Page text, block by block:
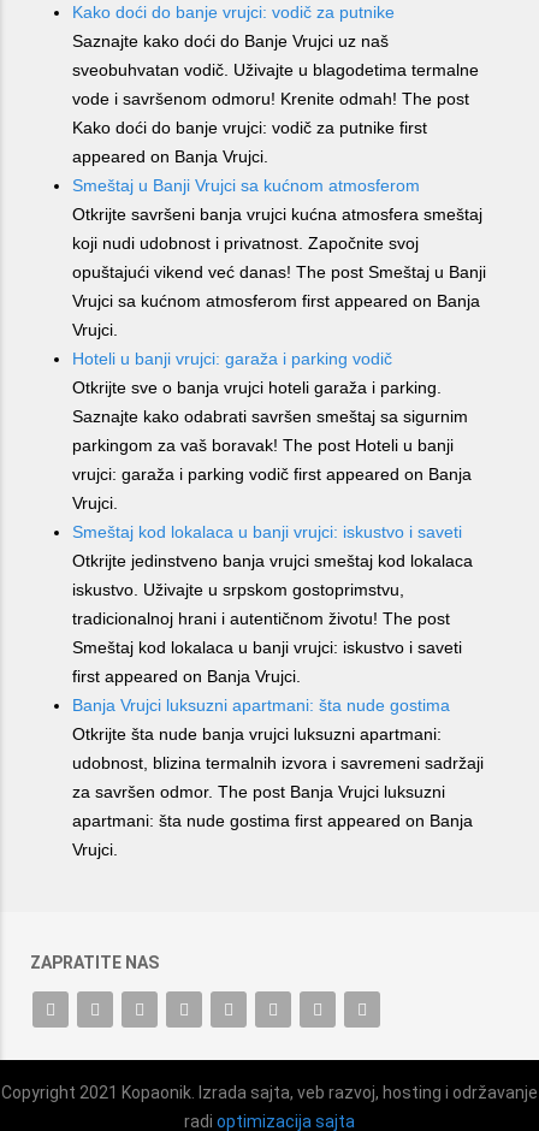
Kako doći do banje vrujci: vodič za putnike
Saznajte kako doći do Banje Vrujci uz naš
sveobuhvatan vodič. Uživajte u blagodetima termalne
vode i savršenom odmoru! Krenite odmah! The post
Kako doći do banje vrujci: vodič za putnike first
appeared on Banja Vrujci.
Smeštaj u Banji Vrujci sa kućnom atmosferom
Otkrijte savršeni banja vrujci kućna atmosfera smeštaj
koji nudi udobnost i privatnost. Započnite svoj
opuštajući vikend već danas! The post Smeštaj u Banji
Vrujci sa kućnom atmosferom first appeared on Banja
Vrujci.
Hoteli u banji vrujci: garaža i parking vodič
Otkrijte sve o banja vrujci hoteli garaža i parking.
Saznajte kako odabrati savršen smeštaj sa sigurnim
parkingom za vaš boravak! The post Hoteli u banji
vrujci: garaža i parking vodič first appeared on Banja
Vrujci.
Smeštaj kod lokalaca u banji vrujci: iskustvo i saveti
Otkrijte jedinstveno banja vrujci smeštaj kod lokalaca
iskustvo. Uživajte u srpskom gostoprimstvu,
tradicionalnoj hrani i autentičnom životu! The post
Smeštaj kod lokalaca u banji vrujci: iskustvo i saveti
first appeared on Banja Vrujci.
Banja Vrujci luksuzni apartmani: šta nude gostima
Otkrijte šta nude banja vrujci luksuzni apartmani:
udobnost, blizina termalnih izvora i savremeni sadržaji
za savršen odmor. The post Banja Vrujci luksuzni
apartmani: šta nude gostima first appeared on Banja
Vrujci.
ZAPRATITE NAS
Copyright 2021 Kopaonik. Izrada sajta, veb razvoj, hosting i održavanje
radi optimizacija sajta